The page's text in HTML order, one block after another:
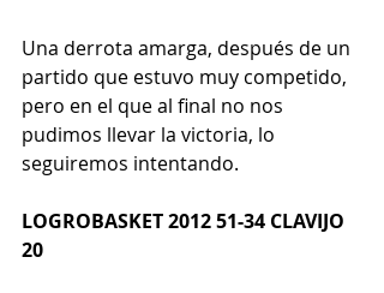
Una derrota amarga, después de un
partido que estuvo muy competido,
pero en el que al final no nos
pudimos llevar la victoria, lo
seguiremos intentando.
LOGROBASKET 2012 51-34 CLAVIJO
20